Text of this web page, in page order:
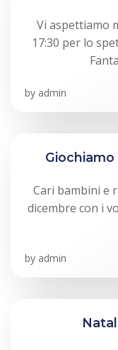
Vi aspettiamo
17:30 per lo
by admin
Cari bambini e
dicembre con i
by admin